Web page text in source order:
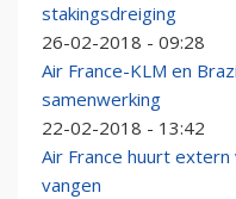
stakingsdreiging
26-02-2018 - 09:28
Air France-KLM en
samenwerking
22-02-2018 - 13:42
Air France huurt
vangen